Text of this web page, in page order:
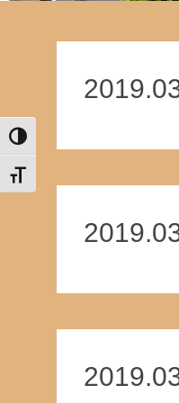
Nagy kontraszt váltása
Betűméret váltása